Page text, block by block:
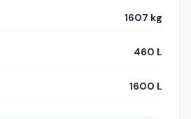
1607 kg
460 L
1600 L